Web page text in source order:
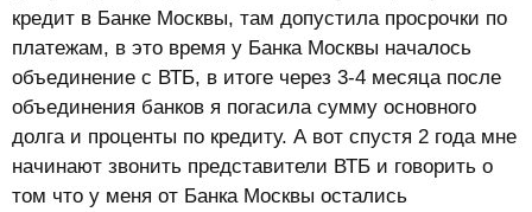
ы
л
а
кредит в Банке Москвы, там допустила просрочки по
платежам, в это время у Банка Москвы началось
объединение с ВТБ, в итоге через 3-4 месяца после
объединения банков я погасила сумму основного
долга и проценты по кредиту. А вот спустя 2 года мне
начинают звонить представители ВТБ и говорить о
том что у меня от Банка Москвы остались